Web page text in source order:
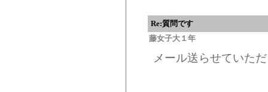
Re:質問です
藤女子大１年
メール送らせていた